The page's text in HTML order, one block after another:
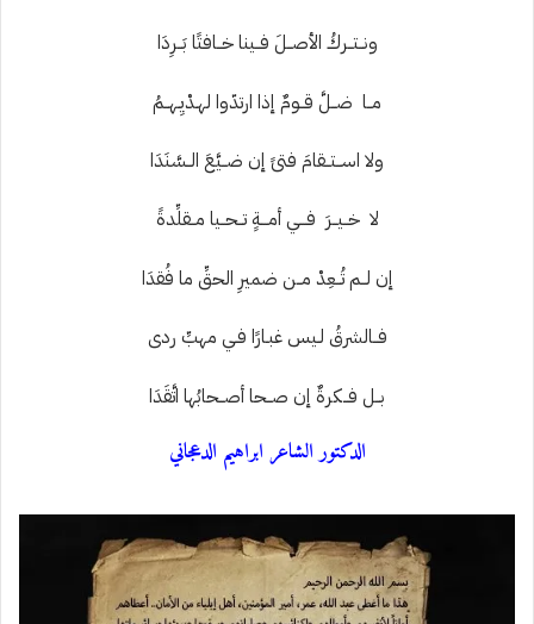
ونــتــركُ الأصــلَ فــينا خــافتًا بَــرِدَا
مــا ضــلَّ قــومٌ إذا ارتدّوا لهـدْيِـهــمُ
ولا اســتــقامَ فتىً إن ضــيَّعَ الــسَّنَدَا
لا خــيــرَ فـــي أمـــةٍ تــحــيا مــقلِّدةً
إن لــم تُــعِدْ مــن ضميرِ الحقِّ ما فُقدَا
فــالشرقُ لـيس غبـارًا فـي مهبِّ ردى
بــل فــكرةٌ إن صــحا أصــحابُها اتَّقَدَا
الدكتور الشاعر ابراهيم الدعجاني